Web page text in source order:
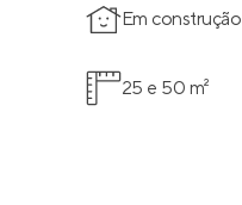
Em construção
25 e 50 m²